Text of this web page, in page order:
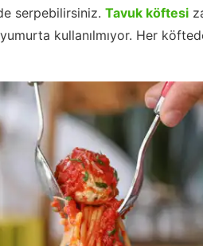
serpebilirsiniz. Tavuk köftesi
kullanılmıyor. Her